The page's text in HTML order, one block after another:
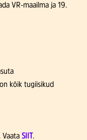
VR-maailma ja 19.
kõik tugiisikud
Vaata SIIT.